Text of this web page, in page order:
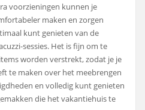
voorzieningen kunnen je
maken en zorgen
kunt genieten van de
sessies. Het is fijn om te
worden verstrekt, zodat je je
te maken over het meebrengen
en volledig kunt genieten
die het vakantiehuis te